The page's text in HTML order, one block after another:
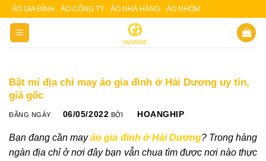
Skip
content
ÁO GIA ĐÌNH ÁO CÔNG TY ÁO NHÀ HÀNG ÁO NHÓM
Bật mí địa chỉ may áo gia đình ở Hải Dương uy tín,
giá gốc
ĐĂNG NGÀY 06/05/2022 BỞI HOANGHIP
Bạn đang cần mayáo gia đình ở Hải Dương? Trong hàng
ngàn địa chỉ ở nơi đây bạn vẫn chua tìm được nơi nào thực